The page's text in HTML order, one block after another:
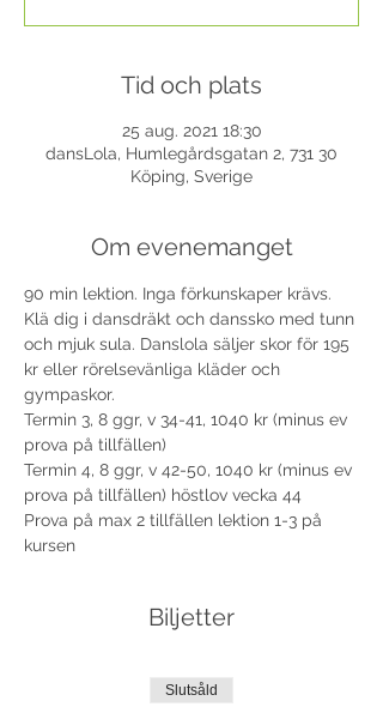
Tid och plats
25 aug. 2021 18:30
dansLola, Humlegårdsgatan 2, 731 30
Köping, Sverige
Om evenemanget
90 min lektion. Inga förkunskaper krävs.
Klä dig i dansdräkt och danssko med tunn
och mjuk sula. Danslola säljer skor för 195
kr eller rörelsevänliga kläder och
gympaskor.
Termin 3, 8 ggr, v 34-41, 1040 kr (minus ev
prova på tillfällen)
Termin 4, 8 ggr, v 42-50, 1040 kr (minus ev
prova på tillfällen) höstlov vecka 44
Prova på max 2 tillfällen lektion 1-3 på
kursen
Biljetter
Slutsåld